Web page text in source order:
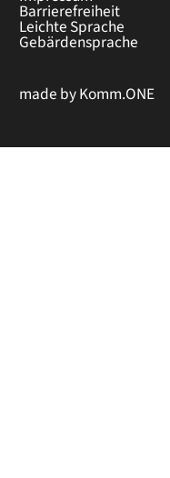
Barrierefreiheit
Leichte Sprache
Gebärdensprache
made byKomm.ONE